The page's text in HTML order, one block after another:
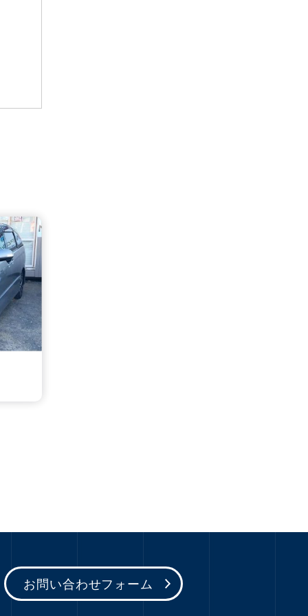
お問い合わせフォーム